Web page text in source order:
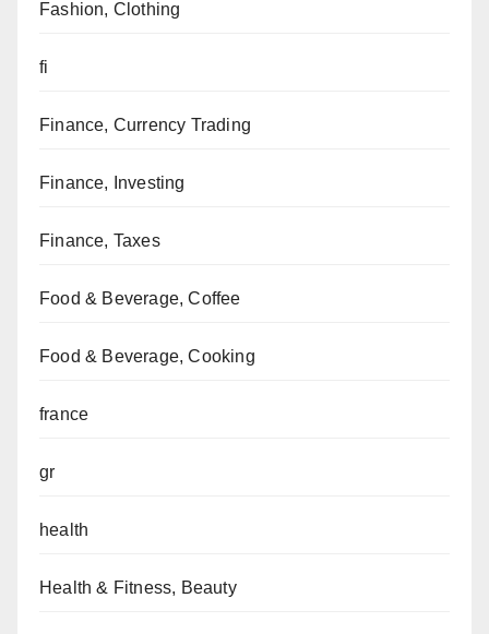
Fashion, Clothing
fi
Finance, Currency Trading
Finance, Investing
Finance, Taxes
Food & Beverage, Coffee
Food & Beverage, Cooking
france
gr
health
Health & Fitness, Beauty